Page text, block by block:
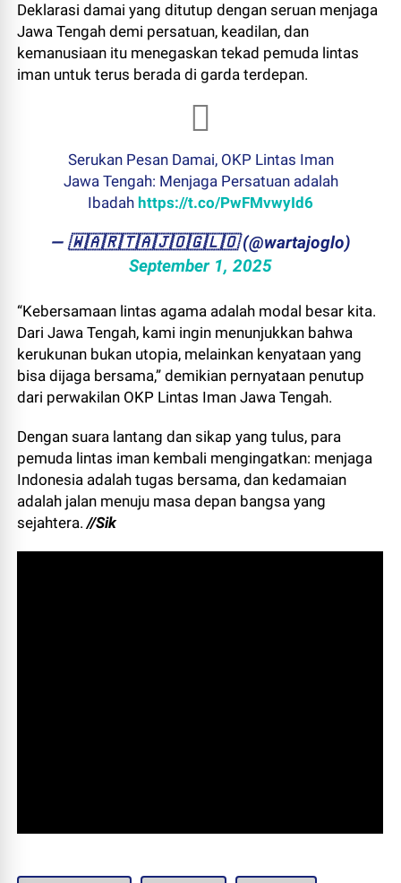
Deklarasi damai yang ditutup dengan seruan menjaga
Jawa Tengah demi persatuan, keadilan, dan
kemanusiaan itu menegaskan tekad pemuda lintas
iman untuk terus berada di garda terdepan.
Serukan Pesan Damai, OKP Lintas Iman
Jawa Tengah: Menjaga Persatuan adalah
Ibadah https://t.co/PwFMvwyId6
— ​🇼​​🇦​​🇷​​🇹​​🇦​​🇯​​🇴​​🇬​​🇱​​🇴 (@wartajoglo)
September 1, 2025
“Kebersamaan lintas agama adalah modal besar kita.
Dari Jawa Tengah, kami ingin menunjukkan bahwa
kerukunan bukan utopia, melainkan kenyataan yang
bisa dijaga bersama,” demikian pernyataan penutup
dari perwakilan OKP Lintas Iman Jawa Tengah.
Dengan suara lantang dan sikap yang tulus, para
pemuda lintas iman kembali mengingatkan: menjaga
Indonesia adalah tugas bersama, dan kedamaian
adalah jalan menuju masa depan bangsa yang
sejahtera.//Sik